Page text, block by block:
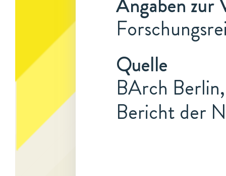
Quelle
BArch
Bericht der